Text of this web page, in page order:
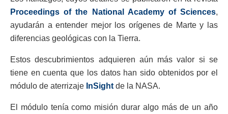
Proceedings of the National Academy of Sciences,
ayudarán a entender mejor los orígenes de Marte y las
diferencias geológicas con la Tierra.
Estos descubrimientos adquieren aún más valor si se
tiene en cuenta que los datos han sido obtenidos por el
módulo de aterrizaje InSight de la NASA.
El módulo tenía como misión durar algo más de un año